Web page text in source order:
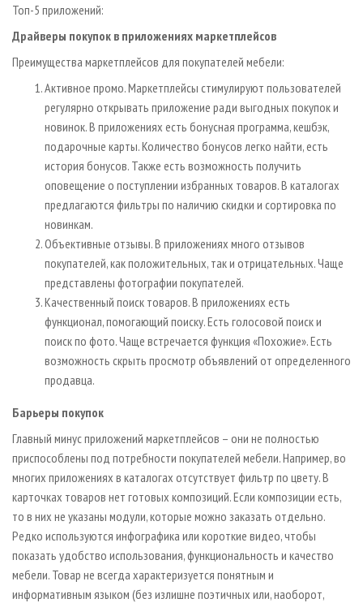
Топ-5 приложений:
Драйверы покупок в приложениях маркетплейсов
Преимущества маркетплейсов для покупателей мебели:
Активное промо. Маркетплейсы стимулируют пользователей
регулярно открывать приложение ради выгодных покупок и
новинок. В приложениях есть бонусная программа, кешбэк,
подарочные карты. Количество бонусов легко найти, есть
история бонусов. Также есть возможность получить
оповещение о поступлении избранных товаров. В каталогах
предлагаются фильтры по наличию скидки и сортировка по
новинкам.
Объективные отзывы. В приложениях много отзывов
покупателей, как положительных, так и отрицательных. Чаще
представлены фотографии покупателей.
Качественный поиск товаров. В приложениях есть
функционал, помогающий поиску. Есть голосовой поиск и
поиск по фото. Чаще встречается функция «Похожие». Есть
возможность скрыть просмотр объявлений от определенного
продавца.
Барьеры покупок
Главный минус приложений маркетплейсов – они не полностью
приспособлены под потребности покупателей мебели. Например, во
многих приложениях в каталогах отсутствует фильтр по цвету. В
карточках товаров нет готовых композиций. Если композиции есть,
то в них не указаны модули, которые можно заказать отдельно.
Редко используются инфографика или короткие видео, чтобы
показать удобство использования, функциональность и качество
мебели. Товар не всегда характеризуется понятным и
информативным языком (без излишне поэтичных или, наоборот,